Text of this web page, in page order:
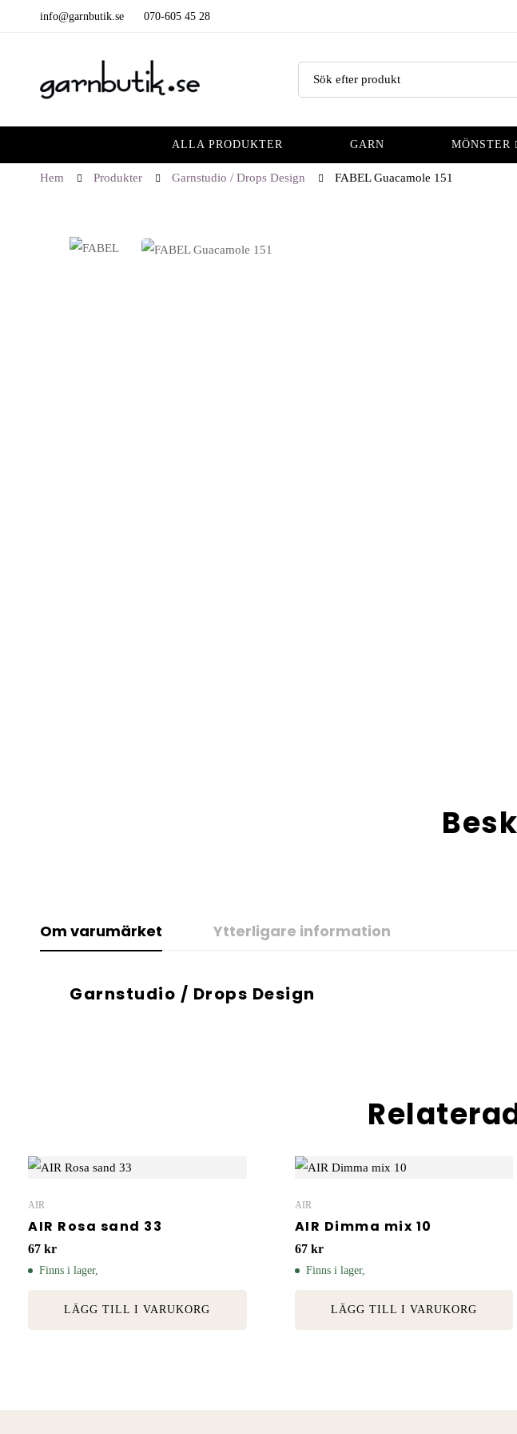
info@garnbutik.se 070-605 45 28
ALLA PRODUKTER GARN MÖNSTER
Hem Produkter Garnstudio / Drops Design FABEL Guacamole 151
Om varumärket Ytterligare information
Garnstudio / Drops Design
AIR
AIR Rosa sand 33
67 kr
Finns i lager,
LÄGG TILL I VARUKORG
AIR
AIR Dimma mix 10
67 kr
Finns i lager,
LÄGG TILL I VARUKORG